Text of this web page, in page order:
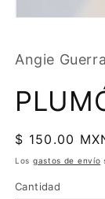
Angie Guerra
Precio
habitual
$ 150.00
Los gastos de envío
Cantidad